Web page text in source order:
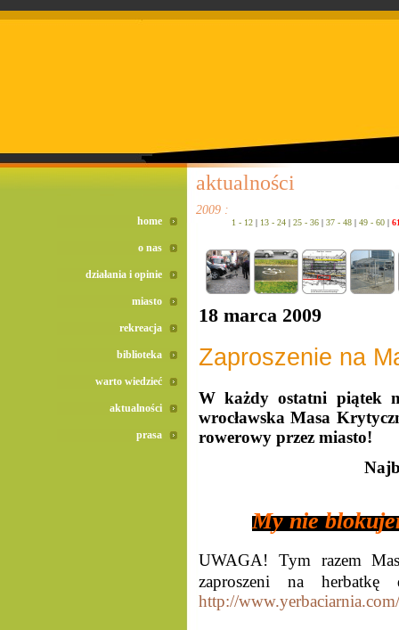
aktualności
2009 :
1 - 12 | 13 - 24 | 25 - 36 | 37 - 48 | 49 - 60 |
18 marca 2009
Zaproszenie na
W każdy ostatni piątek
wrocławska Masa
rowerowy przez miasto!
My nie
UWAGA! Tym razem
zaproszeni na
http://www.yerbaciarnia.com/
home
o nas
działania i opinie
miasto
rekreacja
biblioteka
warto wiedzieć
aktualności
prasa